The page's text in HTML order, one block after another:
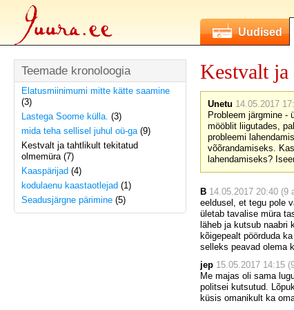
Uudised
Teemade kronoloogia
Elatusmiinimumi mitte kätte saamine
(3)
Lastega Soome külla. (3)
mida teha sellisel juhul oü-ga(9)
Kestvalt ja tahtlikult tekitatud
olmemüra (7)
Kaaspärijad (4)
kodulaenu kaastaotlejad (1)
Seadusjärgne pärimine (5)
Kestvalt
Unetu 14.05.2017
Probleem järgmine
mööblit liigutades,
probleemi
võõrandamiseks.
lahendamiseks?
B 14.05.2017 20:40 (9
eeldusel, et tegu pole
ületab tavalise müra
läheb ja kutsub
kõigepealt pöörduda
selleks peavad olema
jep 15.05.2017 14:15
Me majas oli sama
politsei kutsutud.
küsis omanikult ka